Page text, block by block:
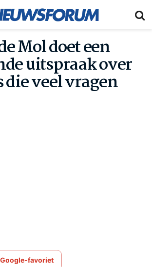
Mol doet een
uitspraak over
veel vragen
favoriet